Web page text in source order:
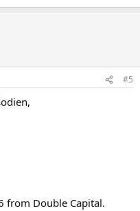
#5
from Double Capital.